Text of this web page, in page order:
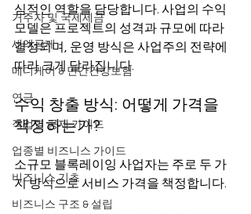
거주자 및 국제세금
세액공제
메디케어 & 민간건강보험
연금
직업별 공제 가이드
업종별 비즈니스 가이드
비즈니스 기초
비즈니스 구조 & 설립
심적인 역할을 담당합니다. 사업의 수익
모델은 프로젝트의 성격과 규모에 따라
결정되며, 운영 방식은 사업주의 전략에
따라 크게 달라집니다.
수익 창출 방식: 어떻게 가격을
책정하는가?
소규모 블록레이잉 사업자는 주로 두 가
지 방식으로 서비스 가격을 책정합니다.